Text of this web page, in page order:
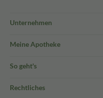
Unternehmen
Meine Apotheke
So geht's
Rechtliches